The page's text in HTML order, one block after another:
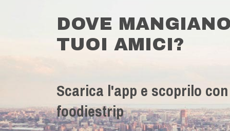
DOVE
TUOI AMICI?
Scarica l'app e scoprilo con
foodiestrip